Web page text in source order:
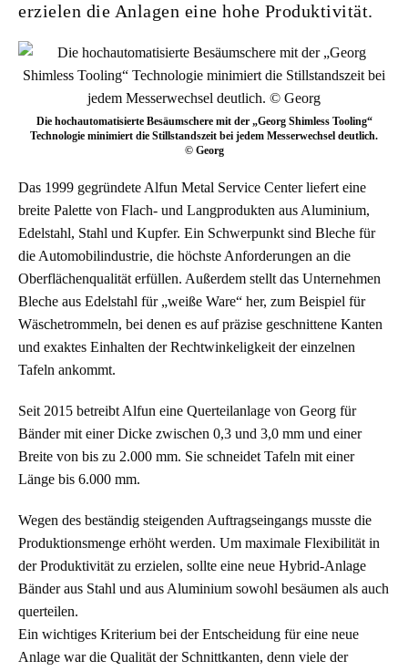
erzielen die Anlagen eine hohe Produktivität.
Die hochautomatisierte Besäumschere mit der „Georg Shimless Tooling“
Technologie minimiert die Stillstandszeit bei jedem Messerwechsel deutlich.
© Georg
Das 1999 gegründete Alfun Metal Service Center liefert eine
breite Palette von Flach- und Langprodukten aus Aluminium,
Edelstahl, Stahl und Kupfer. Ein Schwerpunkt sind Bleche für
die Automobilindustrie, die höchste Anforderungen an die
Oberflächenqualität erfüllen. Außerdem stellt das Unternehmen
Bleche aus Edelstahl für „weiße Ware“ her, zum Beispiel für
Wäschetrommeln, bei denen es auf präzise geschnittene Kanten
und exaktes Einhalten der Rechtwinkeligkeit der einzelnen
Tafeln ankommt.
Seit 2015 betreibt Alfun eine Querteilanlage von Georg für
Bänder mit einer Dicke zwischen 0,3 und 3,0 mm und einer
Breite von bis zu 2.000 mm. Sie schneidet Tafeln mit einer
Länge bis 6.000 mm.
Wegen des beständig steigenden Auftragseingangs musste die
Produktionsmenge erhöht werden. Um maximale Flexibilität in
der Produktivität zu erzielen, sollte eine neue Hybrid-Anlage
Bänder aus Stahl und aus Aluminium sowohl besäumen als auch
querteilen.
Ein wichtiges Kriterium bei der Entscheidung für eine neue
Anlage war die Qualität der Schnittkanten, denn viele der